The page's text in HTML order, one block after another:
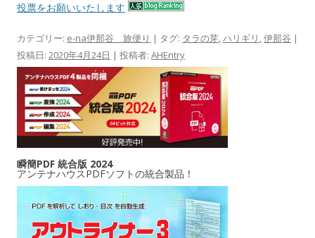
投票をお願いいたします
カテゴリー: e-na伊那谷 旅便り | タグ: タラの芽,ハリギリ ,伊那谷 |
投稿日: 2020年4月24日 | 投稿者: AHEntry
瞬簡PDF 統合版 2024
アンテナハウスPDFソフトの統合製品！